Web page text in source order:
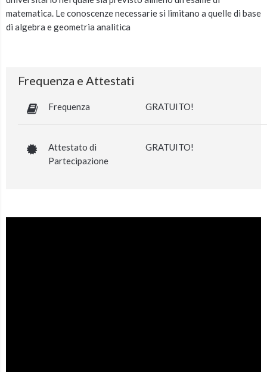
matematica. Le conoscenze necessarie si limitano a quelle di base
di algebra e geometria analitica
Frequenza e Attestati
Frequenza GRATUITO!
Attestato di
Partecipazione
GRATUITO!